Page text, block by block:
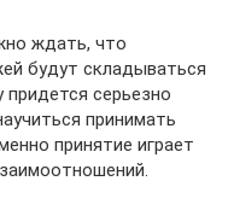
ждать, что
будут складываться
серьезно
принимать
принятие играет